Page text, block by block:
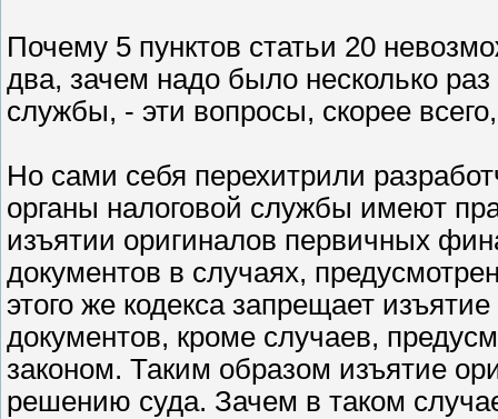
Почему 5 пунктов статьи 20
два, зачем надо было несколько
службы, - эти вопросы, скорее
Но сами себя перехитрили
органы налоговой службы имеют
изъятии оригиналов первичных
документов в случаях,
этого же кодекса запрещает
документов, кроме случаев,
законом. Таким образом изъятие
решению суда. Зачем в таком